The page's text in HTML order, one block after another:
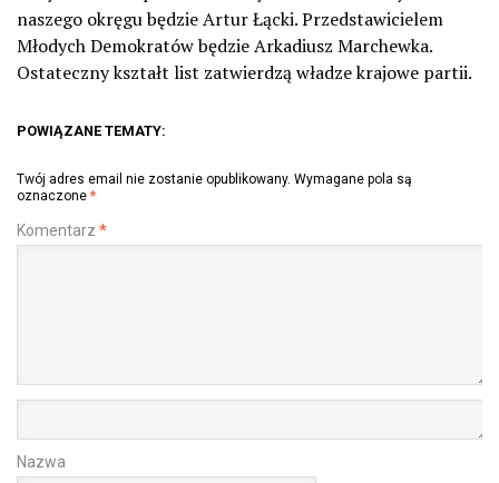
naszego okręgu będzie Artur Łącki. Przedstawicielem
Młodych Demokratów będzie Arkadiusz Marchewka.
Ostateczny kształt list zatwierdzą władze krajowe partii.
POWIĄZANE TEMATY:
Twój adres email nie zostanie opublikowany. Wymagane pola są
oznaczone *
Komentarz *
Nazwa